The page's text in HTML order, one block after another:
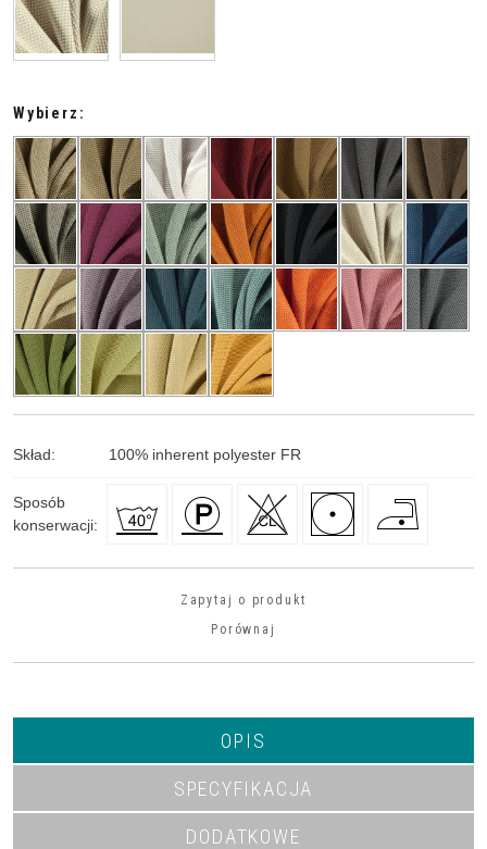
Wybierz:
Skład: 100% inherent polyester FR
Sposób
konserwacji:
Zapytaj o produkt
Porównaj
OPIS
SPECYFIKACJA
DODATKOWE